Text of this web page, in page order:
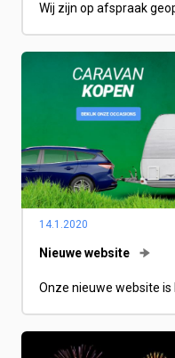
Wij zijn op afspraak
14.1.2020
Nieuwe website
Onze nieuwe website is